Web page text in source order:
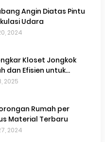
Angin Diatas Pintu
Udara
2024
Kloset Jongkok
dan Efisien untuk
Kamar Mandi
2025
Rumah per
Material Terbaru
2024